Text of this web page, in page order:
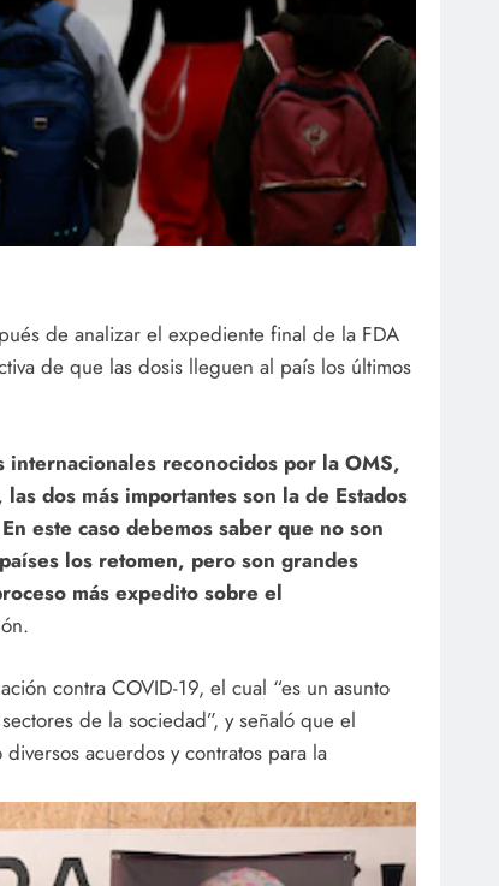
de analizar el expediente final de la FDA
de que las dosis lleguen al país los últimos
reconocidos por la OMS,
dos más importantes son la de Estados
este caso debemos saber que no son
los retomen, pero son grandes
más expedito sobre el
contra COVID-19, el cual “es un asunto
de la sociedad”, y señaló que el
acuerdos y contratos para la